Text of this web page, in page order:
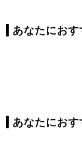
あなたにお
あなたにお